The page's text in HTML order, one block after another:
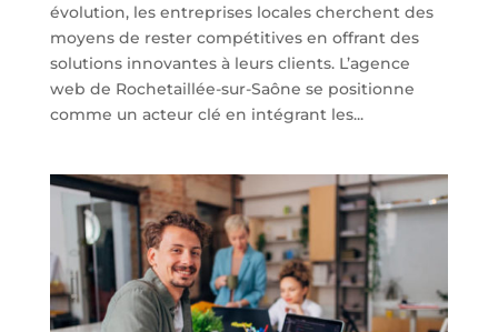
évolution, les entreprises locales cherchent des
moyens de rester compétitives en offrant des
solutions innovantes à leurs clients. L’agence
web de Rochetaillée-sur-Saône se positionne
comme un acteur clé en intégrant les...